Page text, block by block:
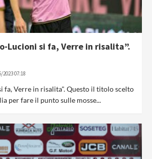
Lucioni si fa, Verre in risalita”.
2023 07:18
fa, Verre in risalita". Questo il titolo scelto
per fare il punto sulle mosse...